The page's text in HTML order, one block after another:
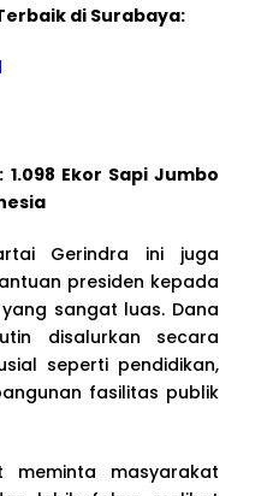
di Surabaya:
1.098 Ekor Sapi Jumbo
Gerindra ini juga
presiden kepada
sangat luas. Dana
disalurkan secara
seperti pendidikan,
fasilitas publik
meminta masyarakat